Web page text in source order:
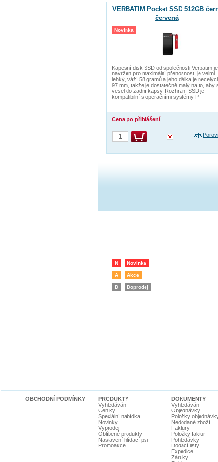
VERBATIM Pocket SSD 512GB
červená
Kapesní disk SSD od společnosti Verbatim je
navržen pro maximální přenosnost, je velmi
lehký, váží 58 gramů a jeho délka je
97 mm, takže je dostatečně malý na to, aby
vešel do zadní kapsy. Rozhraní SSD je
kompatibilní s operačními systémy P
Cena po přihlášení
Novinka
N Novinka
A Akce
D Doprodej
OBCHODNÍ PODMÍNKY
PRODUKTY
Vyhledávání
Ceníky
Speciální nabídka
Novinky
Výprodej
Oblíbené produkty
Nastavení hlídací psi
Promoakce
DOKUMENTY
Vyhledávání
Objednávky
Položky
Nedodané zboží
Faktury
Položky faktur
Pohledávky
Dodací listy
Expedice
Záruky